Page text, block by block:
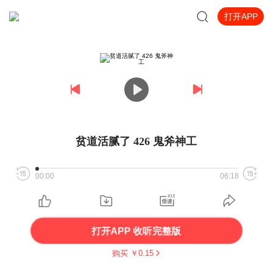
打开APP
贫道活腻了 426 鬼斧神工
00:00 06:18
打开APP 收听完整版
购买 ￥ 0.15